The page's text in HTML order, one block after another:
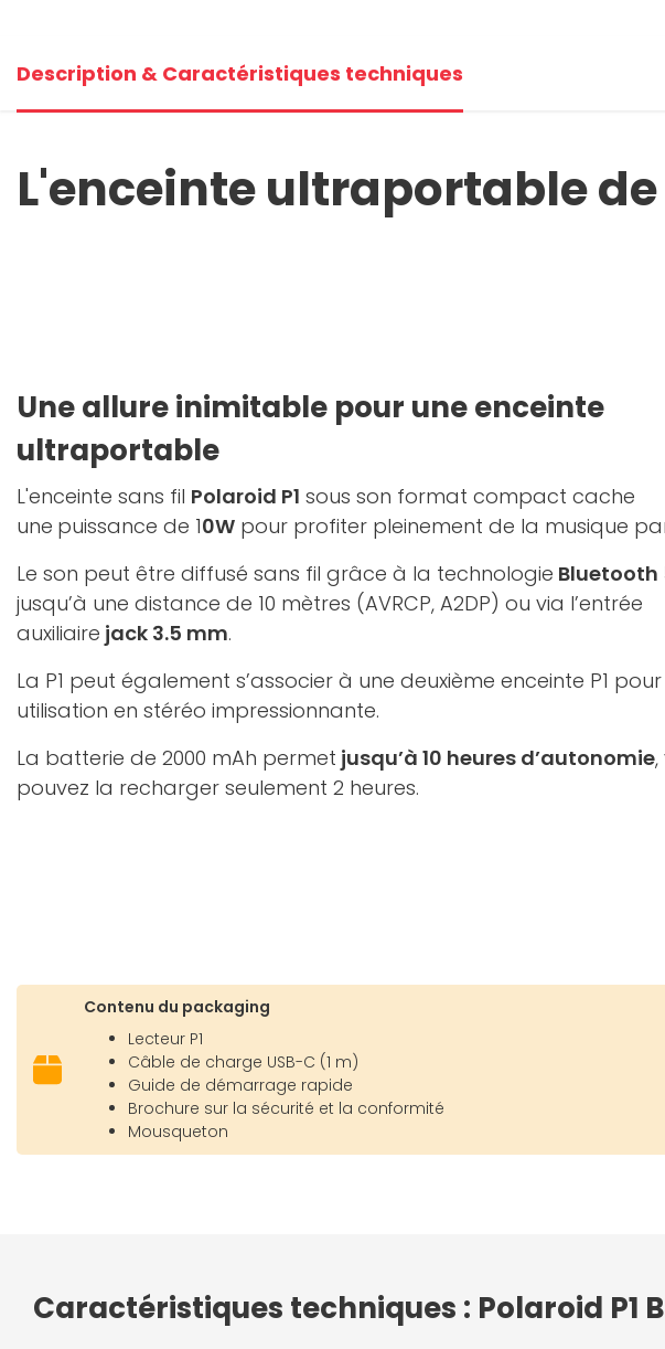
Description & Caractéristiques techniques
L'enceinte ultraportable
Une allure inimitable pour une enceinte
ultraportable
L'enceinte sans fil Polaroid P1 sous son format compact cache
une puissance de 10W pour profiter pleinement de la musique
Le son peut être diffusé sans fil grâce à la technologie Bluetooth
jusqu’à une distance de 10 mètres (AVRCP, A2DP) ou via l’entrée
auxiliaire jack 3.5 mm.
La P1 peut également s’associer à une deuxième enceinte P1
utilisation en stéréo impressionnante.
La batterie de 2000 mAh permet jusqu’à 10 heures d’autonomie
pouvez la recharger seulement 2 heures.
Contenu du packaging
Lecteur P1
Câble de charge USB-C (1 m)
Guide de démarrage rapide
Brochure sur la sécurité et la conformité
Mousqueton
Caractéristiques techniques : Polaroid P1